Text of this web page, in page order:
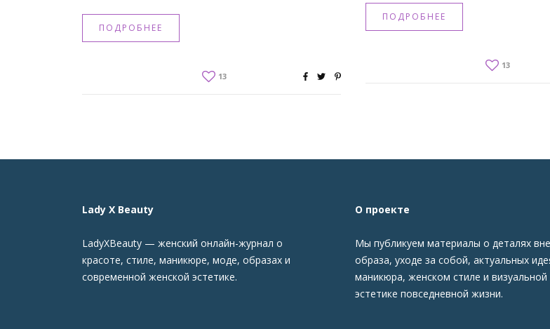
ПОДРОБНЕЕ
13
ПОДРОБНЕЕ
13
Lady X Beauty
LadyXBeauty — женский онлайн-журнал о
красоте, стиле, маникюре, моде, образах и
современной женской эстетике.
О проекте
Мы публикуем материалы о деталях
образа, уходе за собой, актуальных
маникюра, женском стиле и визуальной
эстетике повседневной жизни.